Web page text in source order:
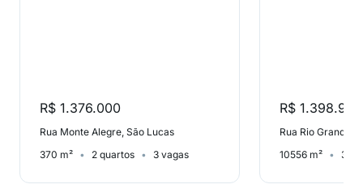
R$ 1.376.000
Rua Monte Alegre, São Lucas
370 m²
2 quartos 3 vagas
R$ 1.398.997
Rua Rio Grande
10556 m²
3